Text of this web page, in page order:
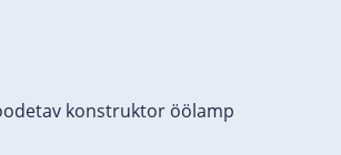
konstruktor öölamp